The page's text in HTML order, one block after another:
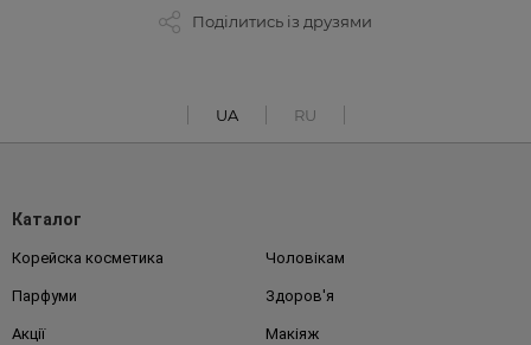
Поділитись із друзями
UA RU
Каталог
Корейска косметика Чоловікам
Парфуми Здоров'я
Акції Макіяж